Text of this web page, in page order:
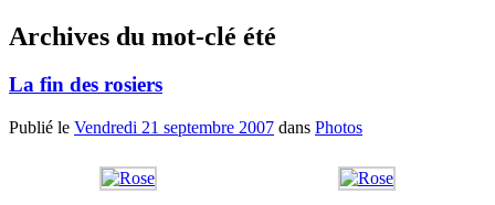
Archives du mot-clé été
La fin des rosiers
Publié le Vendredi 21 septembre 2007 dans Photos